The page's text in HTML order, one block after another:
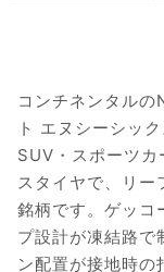
コンチネンタル
ト エヌシーシッ
SUV・スポーツカ
スタイヤで、リー
銘柄です。ゲッコ
プ設計が凍結路で
ン配置が接地時の